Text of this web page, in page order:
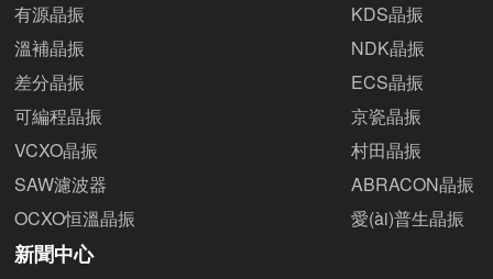
有源晶振
溫補晶振
差分晶振
可編程晶振
VCXO晶振
SAW濾波器
OCXO恒溫晶振
KDS晶振
NDK晶振
ECS晶振
京瓷晶振
村田晶振
ABRACON晶振
愛(ài)普生晶振
新聞中心